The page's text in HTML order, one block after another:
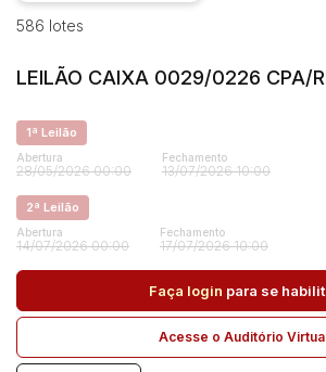
Bairro
Judiciais Extrajudiciais
R$
586 lotes
LEILÃO CAIXA 0029/0226 CPA/
1ª Leilão
Abertura
28/05/2026 00:00
Fechamento
13/07/2026 10:00
2ª Leilão
Abertura
14/07/2026 00:00
Fechamento
17/07/2026 10:00
Faça login para se
Acesse o Auditório